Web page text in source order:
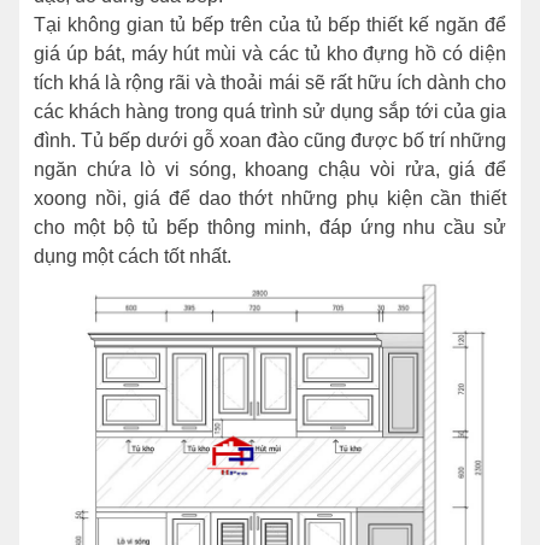
Tại không gian tủ bếp trên của tủ bếp thiết kế ngăn để
giá úp bát, máy hút mùi và các tủ kho đựng hồ có diện
tích khá là rộng rãi và thoải mái sẽ rất hữu ích dành cho
các khách hàng trong quá trình sử dụng sắp tới của gia
đình. Tủ bếp dưới gỗ xoan đào cũng được bố trí những
ngăn chứa lò vi sóng, khoang chậu vòi rửa, giá để
xoong nồi, giá để dao thớt những phụ kiện cần thiết
cho một bộ tủ bếp thông minh, đáp ứng nhu cầu sử
dụng một cách tốt nhất.